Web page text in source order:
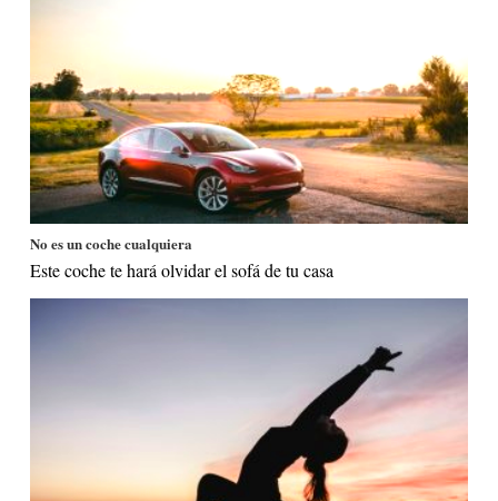
No es un coche cualquiera
Este coche te hará olvidar el sofá de tu casa